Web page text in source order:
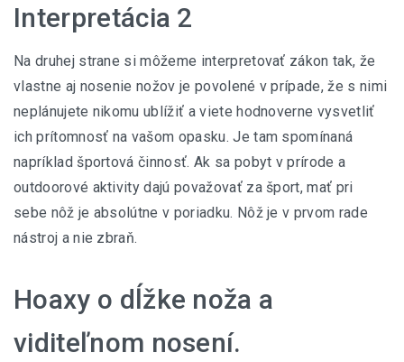
Interpretácia 2
Na druhej strane si môžeme interpretovať zákon tak, že
vlastne aj nosenie nožov je povolené v prípade, že s nimi
neplánujete nikomu ublížiť a viete hodnoverne vysvetliť
ich prítomnosť na vašom opasku. Je tam spomínaná
napríklad športová činnosť. Ak sa pobyt v prírode a
outdoorové aktivity dajú považovať za šport, mať pri
sebe nôž je absolútne v poriadku. Nôž je v prvom rade
nástroj a nie zbraň.
Hoaxy o dĺžke noža a
viditeľnom nosení.